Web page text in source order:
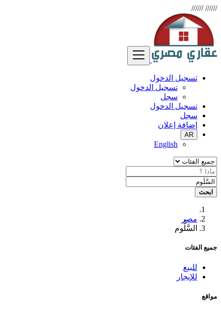
//////
//////
تسجيل الدخول
تسجيل الدخول
سجل
تسجيل الدخول
سجل
إضافة إعلان
AR
English
ابحث
مصر
السَّلُّوم
جميع الفئات
للبيع
للإيجار
مواقع